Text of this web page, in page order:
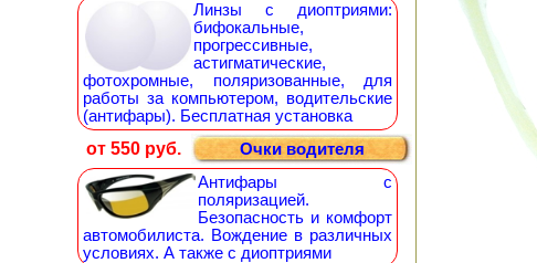
Линзы с диоптриями:
бифокальные,
прогрессивные,
астигматические,
фотохромные, поляризованные, для
работы за компьютером, водительские
(антифары). Бесплатная установка
от 550 руб.
Очки водителя
Антифары с
поляризацией.
Безопасность и комфорт
автомобилиста. Вождение в различных
условиях. А также с диоптриями